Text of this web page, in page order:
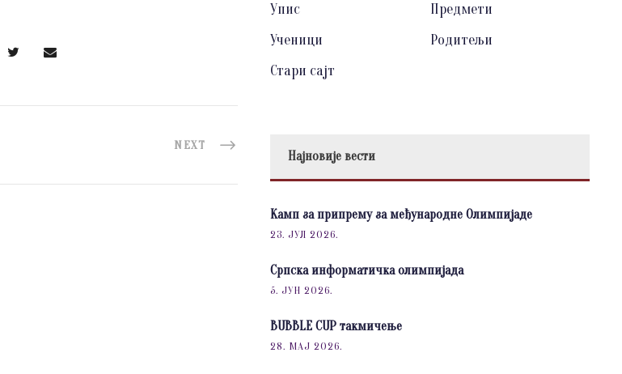
NEXT
Упис
Предмети
Ученици
Родитељи
Стари сајт
Најновије вести
Камп за припрему за међународне Олимпијаде
23. ЈУЛ 2026.
Српска информатичка олимпијада
5. ЈУН 2026.
BUBBLE CUP такмичење
28. МАЈ 2026.